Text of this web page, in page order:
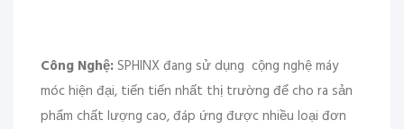
Công Nghệ:SPHINX đang sử dụng cộng nghệ máy
móc hiện đại, tiến tiến nhất thị trường để cho ra sản
phẩm chất lượng cao, đáp ứng được nhiều loại đơn